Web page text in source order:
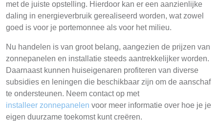
met de juiste opstelling. Hierdoor kan er een aanzienlijke
daling in energieverbruik gerealiseerd worden, wat zowel
goed is voor je portemonnee als voor het milieu.
Nu handelen is van groot belang, aangezien de prijzen van
zonnepanelen en installatie steeds aantrekkelijker worden.
Daarnaast kunnen huiseigenaren profiteren van diverse
subsidies en leningen die beschikbaar zijn om de aanschaf
te ondersteunen. Neem contact op met
installeer zonnepanelen voor meer informatie over hoe je je
eigen duurzame toekomst kunt creëren.